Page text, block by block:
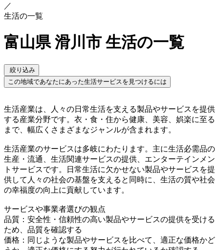
／
生活の一覧
富山県 滑川市 生活の一覧
絞り込み
この地域であなたにあった生活サービスを見つけるには
生活産業は、人々の日常生活を支える製品やサービスを提供
する産業分野です。衣・食・住から健康、美容、娯楽に至る
まで、幅広くさまざまなジャンルが含まれます。
生活産業のサービスは多岐にわたります。主に生活必需品の
生産・流通、生活関連サービスの提供、エンターテインメン
トサービスです。日常生活に欠かせない製品やサービスを提
供して人々の社会の基盤を支えると同時に、生活の質や社会
の幸福度の向上に貢献しています。
サービスや事業者選びの観点
品質：安全性・信頼性の高い製品やサービスの提供を受ける
ため、品質を確認する
価格：同じような製品やサービスを比べて、適正な価格かど